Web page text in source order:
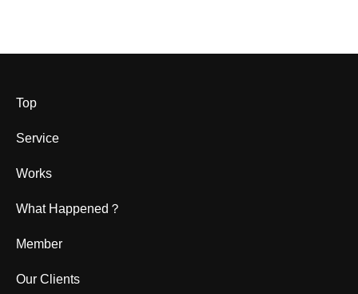
Top
Service
Works
What Happened？
Member
Our Clients